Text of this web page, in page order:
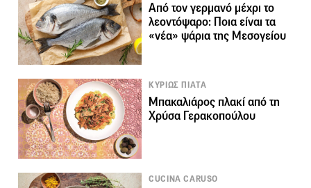
Από τον γερμανό μέχρι το
λεοντόψαρο: Ποια είναι τα
«νέα» ψάρια της Μεσογείου
ΚΥΡΙΩΣ ΠΙΑΤΑ
Μπακαλιάρος πλακί από τη
Χρύσα Γερακοπούλου
CUCINA CARUSO